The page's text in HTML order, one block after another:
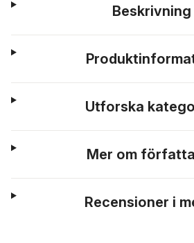
Beskrivning
Utforska
Mer om
Recensioner i